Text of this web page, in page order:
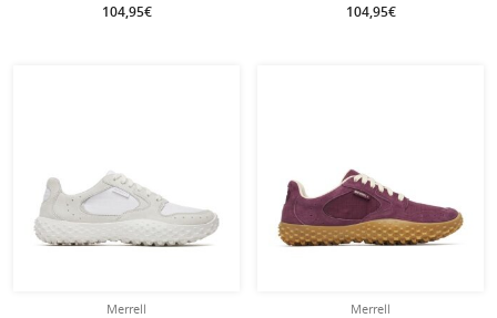
104,95€ 104,95€
Merrell
Merrell